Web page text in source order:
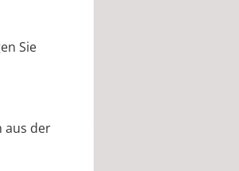
Sie
aus der